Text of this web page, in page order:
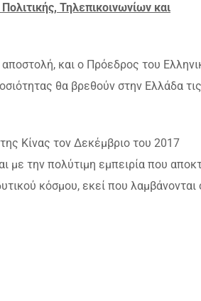
Πολιτικής, Τηλεπικοινωνίων και
και ο Πρόεδρος του
θα βρεθούν στην Ελλάδα τις
Κίνας τον Δεκέμβριο του 2017
με την πολύτιμη εμπειρία που
κόσμου, εκεί που λαμβάνονται